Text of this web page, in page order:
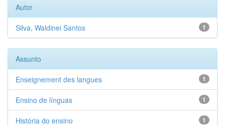
Autor
1
Silva, Waldinei Santos
Assunto
1
Enseignement des langues
1
Ensino de línguas
1
História do ensino